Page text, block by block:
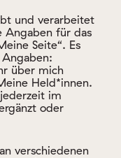
und verarbeitet
Angaben für das
Seite“. Es
Angaben:
ihr über mich
Held*innen.
jederzeit im
ergänzt oder
verschiedenen
in der Liste
– für andere
Die bei der
freiwilligen
das Profil im
Das Profil ist
und kann
des knipsclubs
wenn eine
die pädagogisch
Institut für